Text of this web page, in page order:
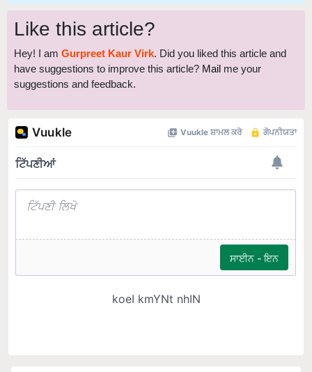
Like this article?
Hey! I am Gurpreet Kaur Virk. Did you liked this article and
have suggestions to improve this article? Mail me your
suggestions and feedback.